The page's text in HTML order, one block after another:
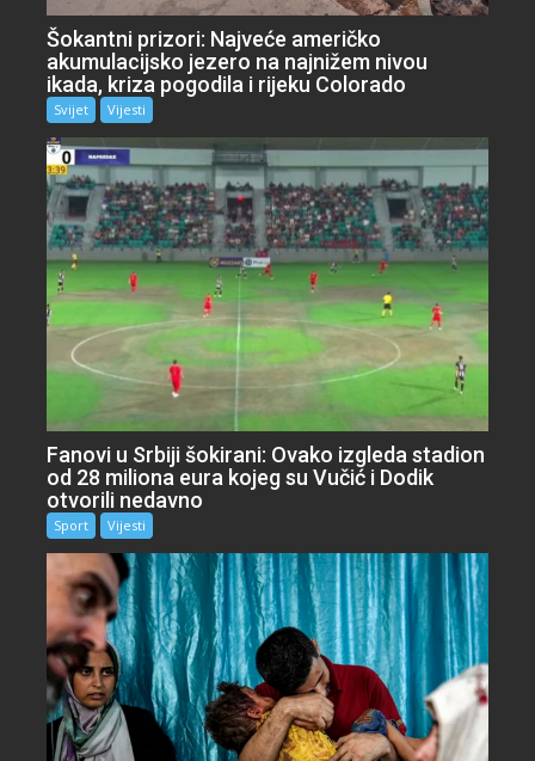
Šokantni prizori: Najveće američko
akumulacijsko jezero na najnižem nivou
ikada, kriza pogodila i rijeku Colorado
Svijet Vijesti
Fanovi u Srbiji šokirani: Ovako izgleda stadion
od 28 miliona eura kojeg su Vučić i Dodik
otvorili nedavno
Sport Vijesti